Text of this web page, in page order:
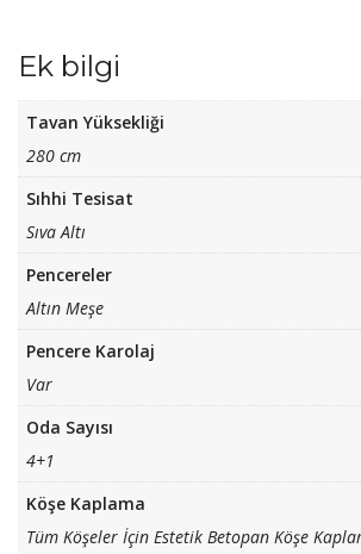
Ek bilgi
Tavan Yüksekliği
280 cm
Sıhhi Tesisat
Sıva Altı
Pencereler
Altın Meşe
Pencere Karolaj
Var
Oda Sayısı
4+1
Köşe Kaplama
Tüm Köşeler İçin Estetik Betopan Köşe